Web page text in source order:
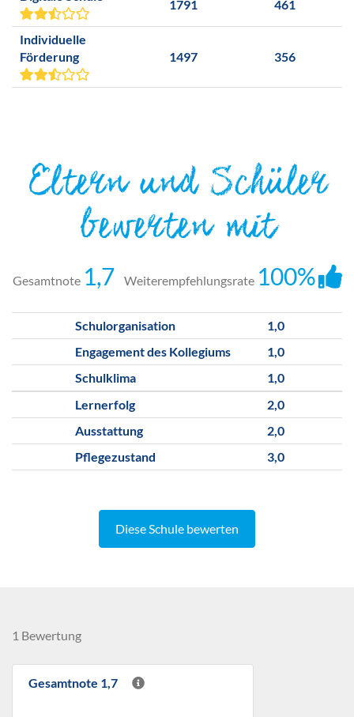
1791 461
Individuelle
Förderung
1497 356
Eltern und Schüler
bewerten mit
Gesamtnote 1,7 Weiterempfehlungsrate 100%
Schulorganisation
1,0
Engagement des Kollegiums
1,0
Schulklima
1,0
Lernerfolg
2,0
Ausstattung
2,0
Pflegezustand
3,0
Diese Schule bewerten
1 Bewertung
Gesamtnote 1,7